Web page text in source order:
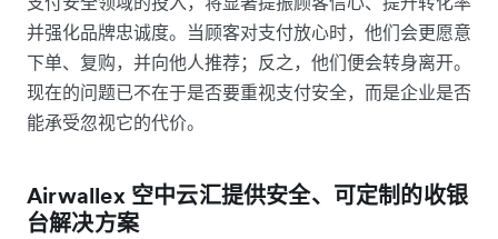
并强化品牌忠诚度。当顾客对支付放心时，他们会更愿意
下单、复购，并向他人推荐；反之，他们便会转身离开。
现在的问题已不在于是否要重视支付安全，而是企业是否
能承受忽视它的代价。
Airwallex 空中云汇提供安全、可定制的收银
台解决方案